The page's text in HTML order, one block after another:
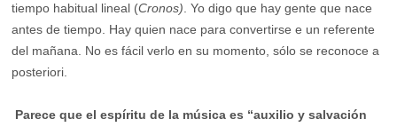
tiempo habitual lineal (Cronos). Yo digo que hay gente que nace
antes de tiempo. Hay quien nace para convertirse e un referente
del mañana. No es fácil verlo en su momento, sólo se reconoce a
posteriori.
Parece que el espíritu de la música es “auxilio y salvación